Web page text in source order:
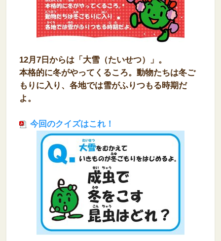
12月7日からは「大雪（たいせつ）」。
本格的に冬がやってくるころ。動物たちは冬ご
もりに入り、各地では雪がふりつもる時期だ
よ。
今回のクイズはこれ！